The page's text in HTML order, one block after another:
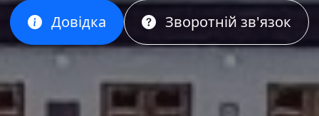
Довідка Зворотній зв'язок